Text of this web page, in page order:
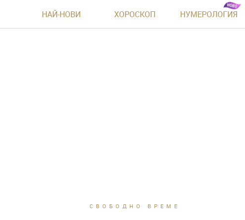
НАЙ-НОВИ ХОРОСКОП НУМЕРОЛОГИЯ
СВОБОДНО ВРЕМЕ